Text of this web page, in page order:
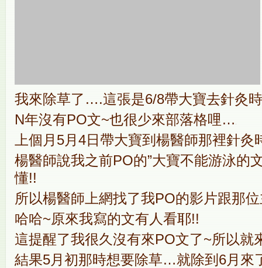
我來除草了….這張是6/8帶大寶去針灸
N年沒有PO文~也很少來部落格哩…
上個月5月4日帶大寶到楊醫師那裡針灸
楊醫師說我之前PO的”大寶不能游泳的
懂!!
所以楊醫師上網找了我PO的影片跟那
哈哈~原來我寫的文有人看耶!!
這提醒了我很久沒有來PO文了~所以就
結果5月初那時想要除草…就除到6月來